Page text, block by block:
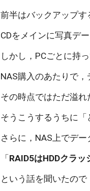
前半はバックアップす
CDをメインに写真デ
しかし，PCごとに持
NAS購入のあたりで，
その時点ではただ溢れ
そうこうするうちに
さらに，NAS上でデ
「 RAID5はHDDクラ
という話を聞いたの